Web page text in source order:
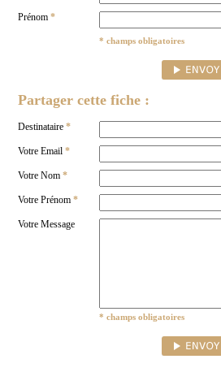
Prénom *
* champs obligatoires
Partager cette fiche :
Destinataire *
Votre Email *
Votre Nom *
Votre Prénom *
Votre Message
* champs obligatoires